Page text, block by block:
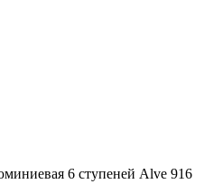
6 ступеней Alve 916